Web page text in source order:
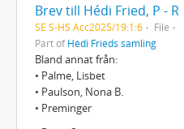
Brev till Hédi Fried, P - R
SE S-HS Acc2025/19:1:6
File
Part ofHédi Frieds samling
Bland annat från:
• Palme, Lisbet
• Paulson, Nona B.
• Preminger